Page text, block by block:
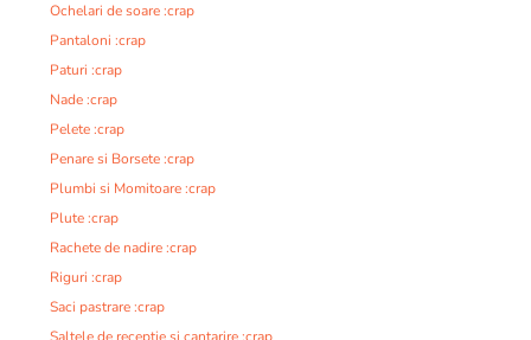
Ochelari de soare :crap
Pantaloni :crap
Paturi :crap
Nade :crap
Pelete :crap
Penare si Borsete :crap
Plumbi si Momitoare :crap
Plute :crap
Rachete de nadire :crap
Riguri :crap
Saci pastrare :crap
Saltele de receptie si cantarire :crap